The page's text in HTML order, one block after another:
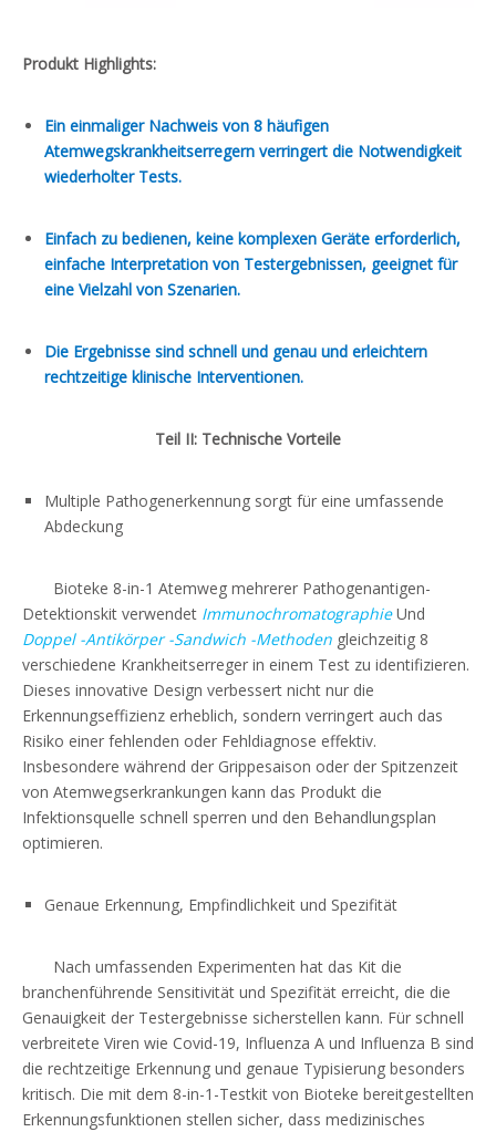
Produkt Highlights:
Ein einmaliger Nachweis von 8 häufigen
Atemwegskrankheitserregern verringert die Notwendigkeit
wiederholter Tests.
Einfach zu bedienen, keine komplexen Geräte erforderlich,
einfache Interpretation von Testergebnissen, geeignet für
eine Vielzahl von Szenarien.
Die Ergebnisse sind schnell und genau und erleichtern
rechtzeitige klinische Interventionen.
Teil II: Technische Vorteile
Multiple Pathogenerkennung sorgt für eine umfassende
Abdeckung
Bioteke 8-in-1 Atemweg mehrerer Pathogenantigen-
Detektionskit verwendet ImmunochromatographieUnd
Doppel -Antikörper -Sandwich -Methoden gleichzeitig 8
verschiedene Krankheitserreger in einem Test zu identifizieren.
Dieses innovative Design verbessert nicht nur die
Erkennungseffizienz erheblich, sondern verringert auch das
Risiko einer fehlenden oder Fehldiagnose effektiv.
Insbesondere während der Grippesaison oder der Spitzenzeit
von Atemwegserkrankungen kann das Produkt die
Infektionsquelle schnell sperren und den Behandlungsplan
optimieren.
Genaue Erkennung, Empfindlichkeit und Spezifität
Nach umfassenden Experimenten hat das Kit die
branchenführende Sensitivität und Spezifität erreicht, die die
Genauigkeit der Testergebnisse sicherstellen kann. Für schnell
verbreitete Viren wie Covid-19, Influenza A und Influenza B sind
die rechtzeitige Erkennung und genaue Typisierung besonders
kritisch. Die mit dem 8-in-1-Testkit von Bioteke bereitgestellten
Erkennungsfunktionen stellen sicher, dass medizinisches